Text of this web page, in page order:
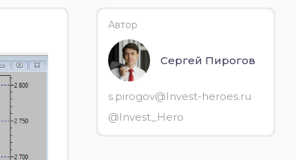
Автор
Сергей Пирогов
s.pirogov@Invest-heroes.ru
@Invest_Hero